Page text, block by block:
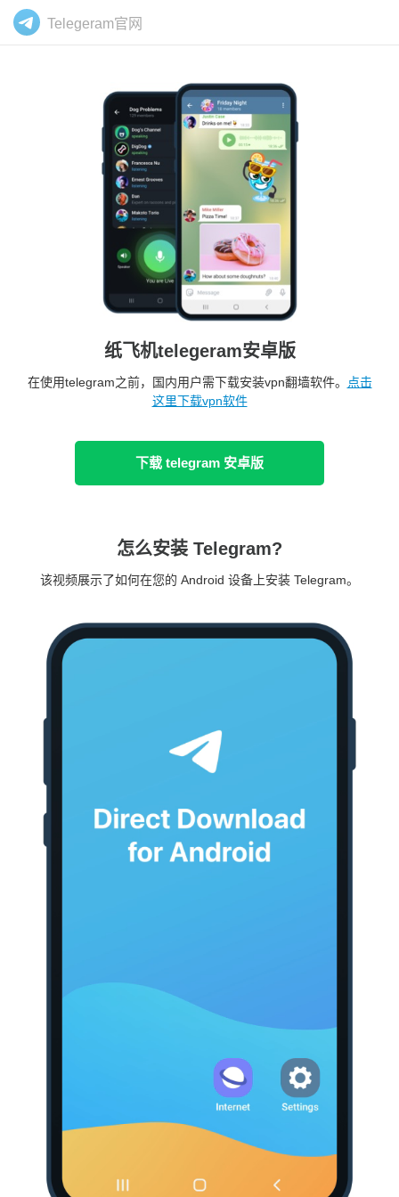
Telegeram官网
纸飞机telegeram安卓版
在使用telegram之前，国内用户需下载安装vpn翻墙软件。
点击
这里下载vpn软件
下载 telegram 安卓版
怎么安装 Telegram?
该视频展示了如何在您的 Android 设备上安装 Telegram。